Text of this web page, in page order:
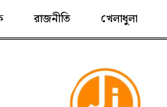
রাজনীতি খেলাধুলা